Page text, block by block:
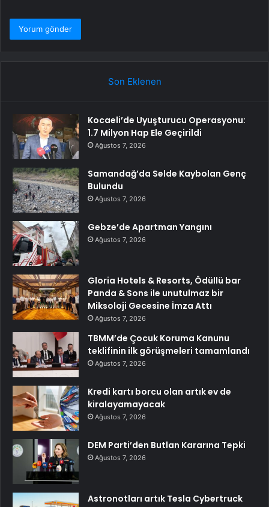
Son Eklenen
Kocaeli’de Uyuşturucu Operasyonu:
1.7 Milyon Hap Ele Geçirildi
Ağustos 7, 2026
Samandağ’da Selde Kaybolan Genç
Bulundu
Ağustos 7, 2026
Gebze’de Apartman Yangını
Ağustos 7, 2026
Gloria Hotels & Resorts, Ödüllü bar
Panda & Sons ile unutulmaz bir
Miksoloji Gecesine İmza Attı
Ağustos 7, 2026
TBMM’de Çocuk Koruma Kanunu
teklifinin ilk görüşmeleri tamamlandı
Ağustos 7, 2026
Kredi kartı borcu olan artık ev de
kiralayamayacak
Ağustos 7, 2026
DEM Parti’den Butlan Kararına Tepki
Ağustos 7, 2026
Astronotları artık Tesla Cybertruck